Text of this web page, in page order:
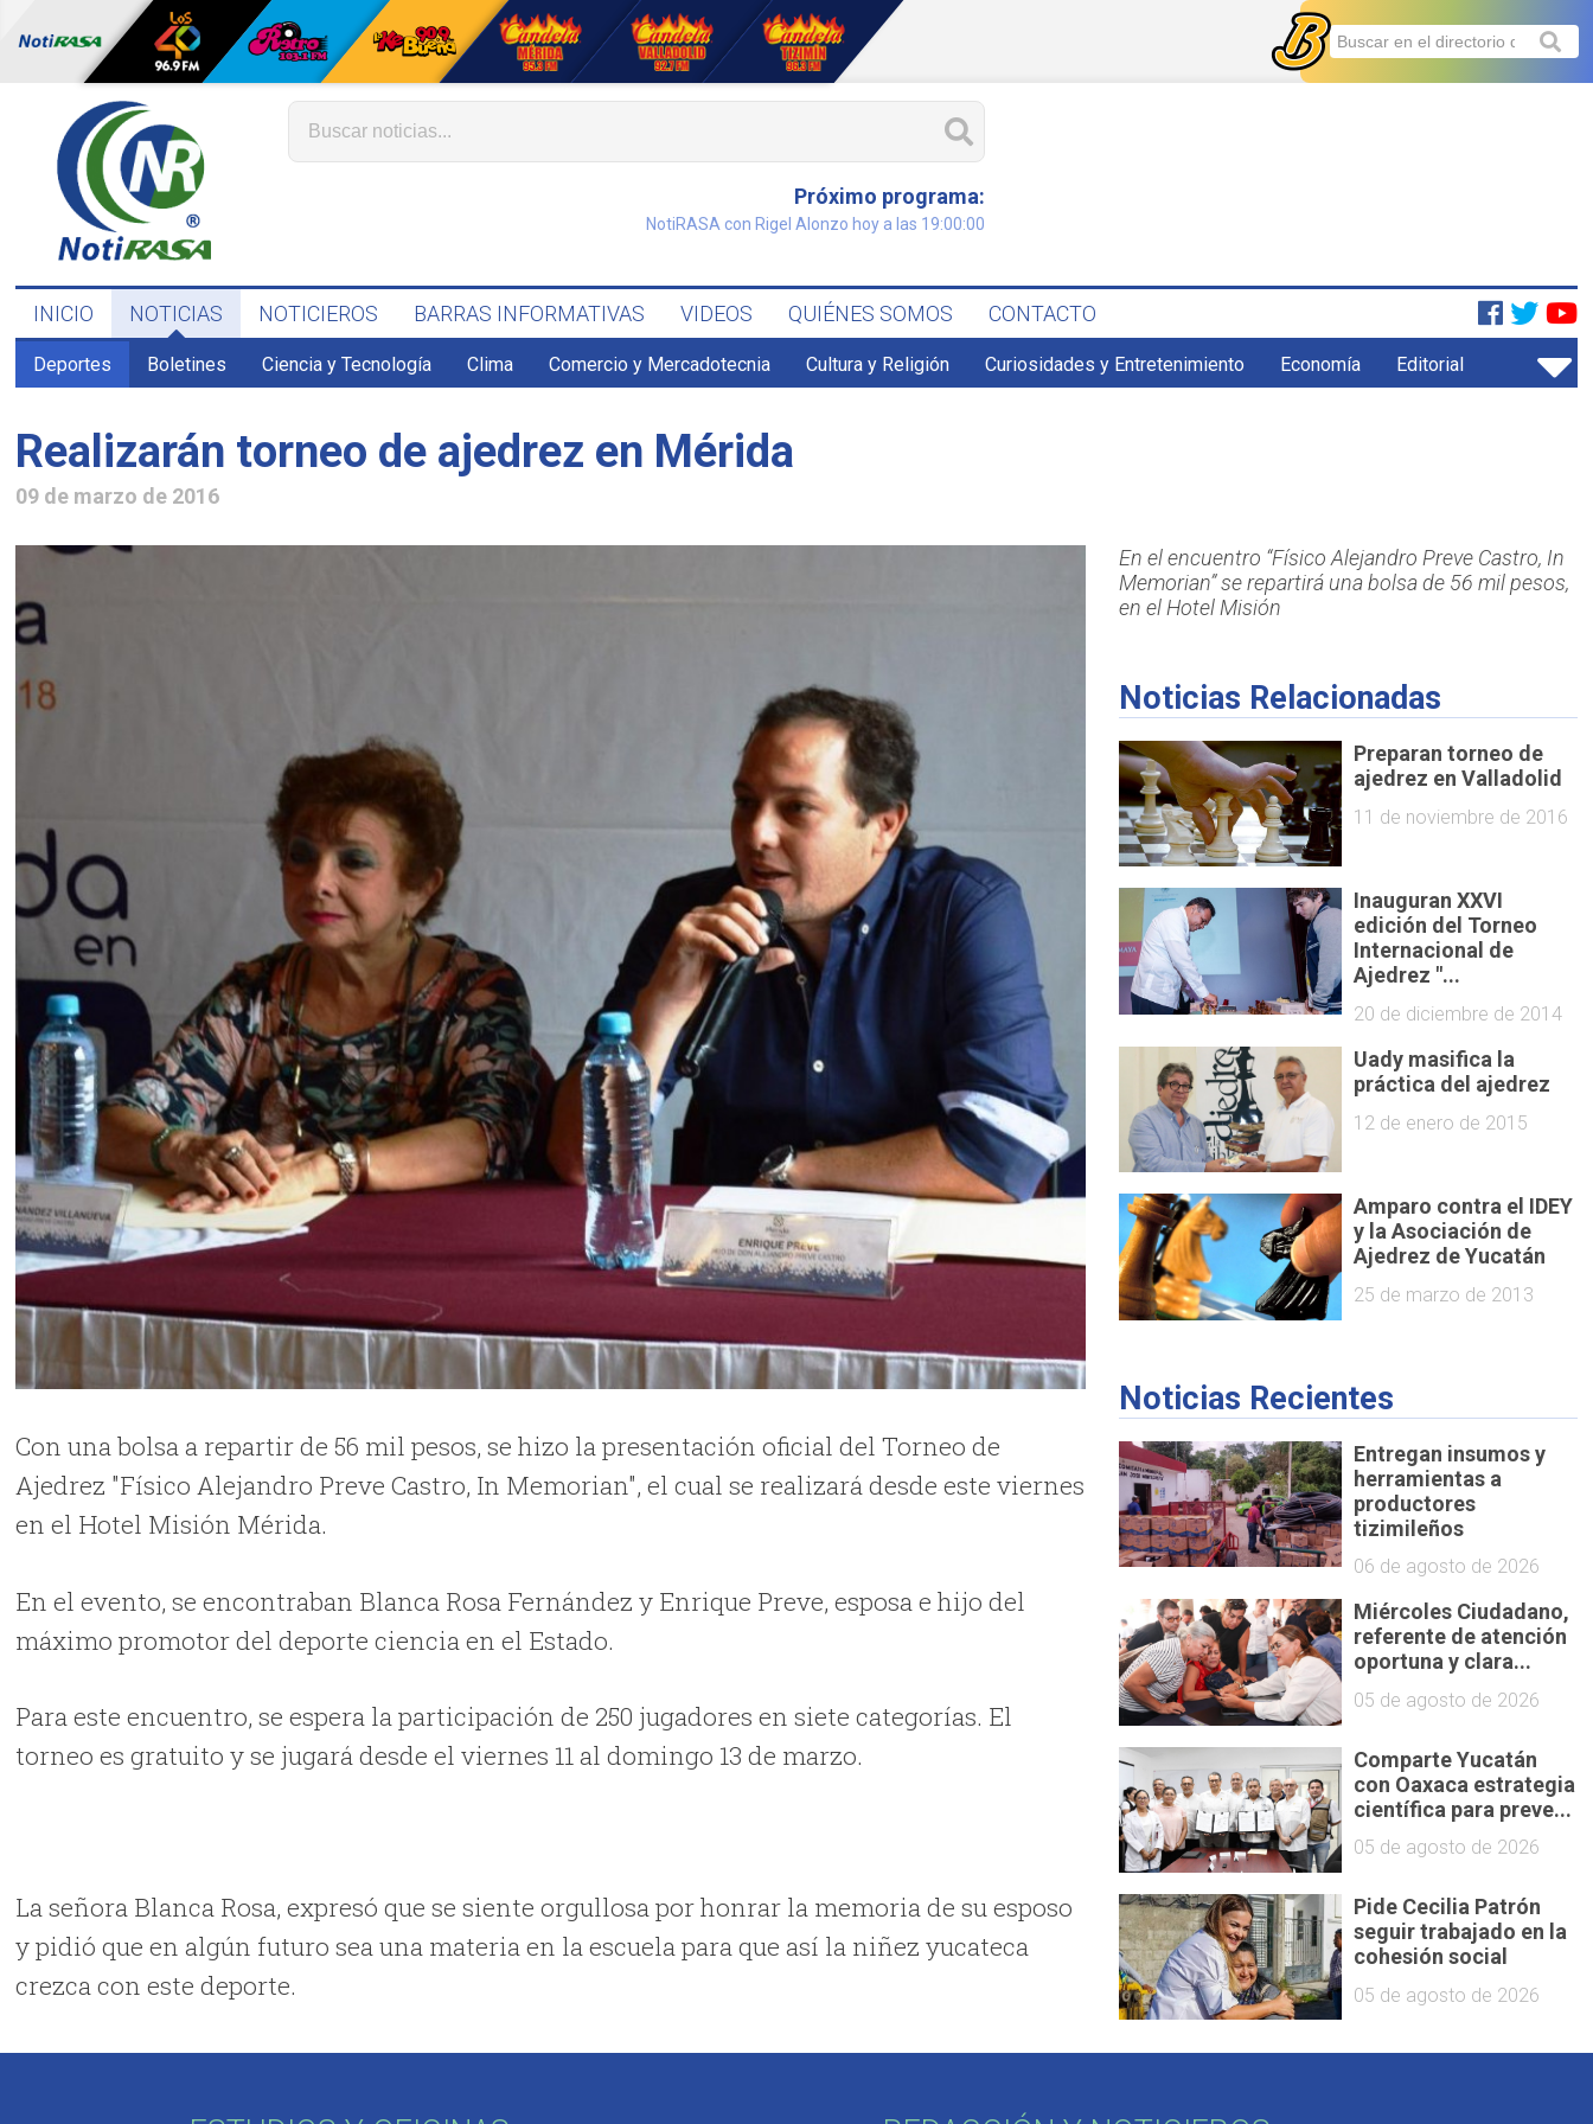
Próximo programa:
NotiRASA con Rigel Alonzo hoy a las 19:00:00
INICIO NOTICIAS NOTICIEROS BARRAS INFORMATIVAS VIDEOS QUIÉNES SOMOS CONTACTO
Deportes Boletines Ciencia y Tecnología Clima Comercio y Mercadotecnia Cultura y Religión Curiosidades y Entretenimiento Economía Editorial
Realizarán torneo de ajedrez en Mérida
09 de marzo de 2016
Con una bolsa a repartir de 56 mil pesos, se hizo la presentación oficial del Torneo de
Ajedrez "Físico Alejandro Preve Castro, In Memorian", el cual se realizará desde este viernes
en el Hotel Misión Mérida.
En el evento, se encontraban Blanca Rosa Fernández y Enrique Preve, esposa e hijo del
máximo promotor del deporte ciencia en el Estado.
Para este encuentro, se espera la participación de 250 jugadores en siete categorías. El
torneo es gratuito y se jugará desde el viernes 11 al domingo 13 de marzo.
La señora Blanca Rosa, expresó que se siente orgullosa por honrar la memoria de su esposo
y pidió que en algún futuro sea una materia en la escuela para que así la niñez yucateca
crezca con este deporte.
En el encuentro “Físico Alejandro Preve Castro, In
Memorian” se repartirá una bolsa de 56 mil pesos,
en el Hotel Misión
Noticias Relacionadas
Preparan torneo de
ajedrez en Valladolid
11 de noviembre de 2016
Inauguran XXVI
edición del Torneo
Internacional de
Ajedrez "...
20 de diciembre de 2014
Uady masifica la
práctica del ajedrez
12 de enero de 2015
Amparo contra el IDEY
y la Asociación de
Ajedrez de Yucatán
25 de marzo de 2013
Noticias Recientes
Entregan insumos y
herramientas a
productores
tizimileños
06 de agosto de 2026
Miércoles Ciudadano,
referente de atención
oportuna y clara...
05 de agosto de 2026
Comparte Yucatán
con Oaxaca estrategia
científica para preve...
05 de agosto de 2026
Pide Cecilia Patrón
seguir trabajado en la
cohesión social
05 de agosto de 2026